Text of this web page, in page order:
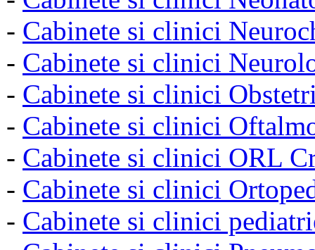
- Cabinete si clinici
- Cabinete si clinici
- Cabinete si clinici
- Cabinete si clinici
- Cabinete si clinici ORL
- Cabinete si clinici
- Cabinete si clinici